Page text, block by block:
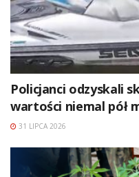
Policjanci odzyskali
wartości niemal pół
31 LIPCA 2026